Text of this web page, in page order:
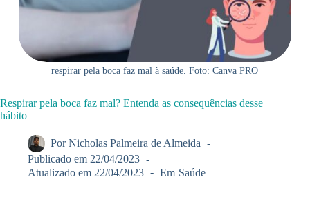
respirar pela boca faz mal à saúde. Foto: Canva PRO
Respirar pela boca faz mal? Entenda as consequências desse
hábito
Por Nicholas Palmeira de Almeida
Publicado em 22/04/2023
Atualizado em 22/04/2023 Em Saúde